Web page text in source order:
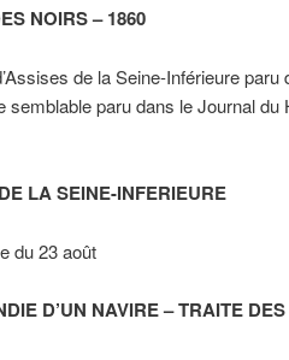
NOIRS – 1860
de la Seine-Inférieure paru
paru dans le Journal du
LA SEINE-INFERIEURE
du 23 août
D’UN NAVIRE – TRAITE